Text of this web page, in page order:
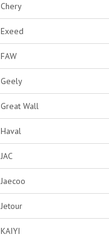
Chery
Exeed
FAW
Geely
Great Wall
Haval
JAC
Jaecoo
Jetour
KAIYI